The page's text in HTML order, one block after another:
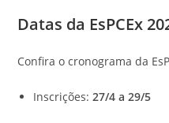
Datas da EsPCEx
Confira o cronograma da
Inscrições: 27/4 a 29/5